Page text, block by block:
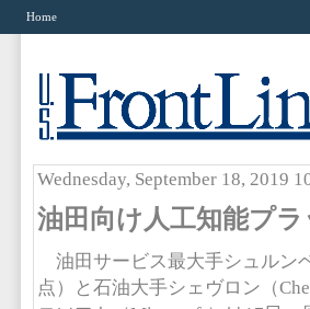
Home
Wednesday, September 18, 2019
油田向け人工知能プ
油田サービス最大手シュルン
点）と石油大手シェヴロン（